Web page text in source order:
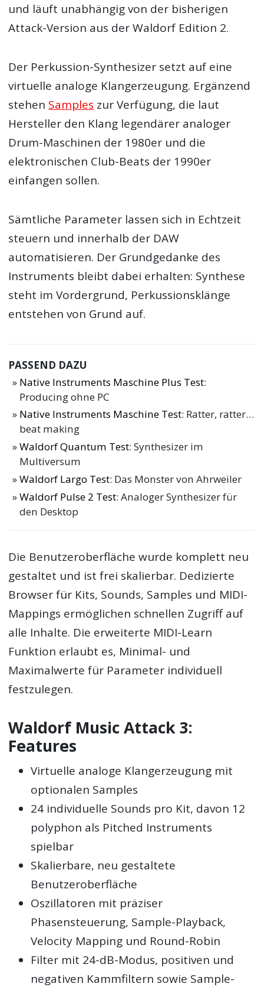
und läuft unabhängig von der bisherigen
Attack-Version aus der Waldorf Edition 2.
Der Perkussion-Synthesizer setzt auf eine
virtuelle analoge Klangerzeugung. Ergänzend
stehen Samples zur Verfügung, die laut
Hersteller den Klang legendärer analoger
Drum-Maschinen der 1980er und die
elektronischen Club-Beats der 1990er
einfangen sollen.
Sämtliche Parameter lassen sich in Echtzeit
steuern und innerhalb der DAW
automatisieren. Der Grundgedanke des
Instruments bleibt dabei erhalten: Synthese
steht im Vordergrund, Perkussionsklänge
entstehen von Grund auf.
PASSEND DAZU
Native Instruments Maschine Plus Test:
Producing ohne PC
Native Instruments Maschine Test: Ratter, ratter…
beat making
Waldorf Quantum Test: Synthesizer im
Multiversum
Waldorf Largo Test: Das Monster von Ahrweiler
Waldorf Pulse 2 Test: Analoger Synthesizer für
den Desktop
Die Benutzeroberfläche wurde komplett neu
gestaltet und ist frei skalierbar. Dedizierte
Browser für Kits, Sounds, Samples und MIDI-
Mappings ermöglichen schnellen Zugriff auf
alle Inhalte. Die erweiterte MIDI-Learn
Funktion erlaubt es, Minimal- und
Maximalwerte für Parameter individuell
festzulegen.
Waldorf Music Attack 3:
Features
Virtuelle analoge Klangerzeugung mit
optionalen Samples
24 individuelle Sounds pro Kit, davon 12
polyphon als Pitched Instruments
spielbar
Skalierbare, neu gestaltete
Benutzeroberfläche
Oszillatoren mit präziser
Phasensteuerung, Sample-Playback,
Velocity Mapping und Round-Robin
Filter mit 24-dB-Modus, positiven und
negativen Kammfiltern sowie Sample-